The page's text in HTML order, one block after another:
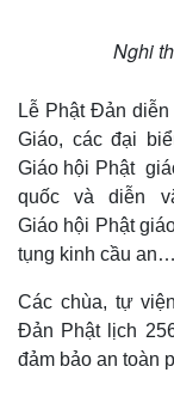
Nghi
Lễ Phật Đản
Giáo, các đại
Giáo hội Phật
quốc và diễn
Giáo hội Phật
tụng kinh cầu an…
Các chùa, tự
Đản Phật lịch
đảm bảo an toàn